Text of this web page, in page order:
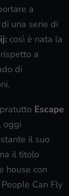
a
una serie di
così è nata la
a
di
Escape
, oggi
il suo
il titolo
house con
Can Fly